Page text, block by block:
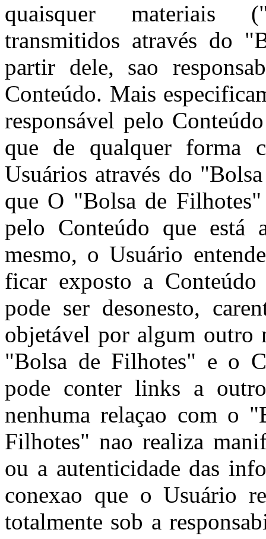
quaisquer materiais
transmitidos através do
partir dele, sao
Conteúdo. Mais
responsável pelo
que de qualquer forma
Usuários através do
que O "Bolsa de
pelo Conteúdo que está
mesmo, o Usuário
ficar exposto a
pode ser desonesto,
objetável por algum outro
"Bolsa de Filhotes" e o
pode conter links a
nenhuma relaçao com o
Filhotes" nao realiza
ou a autenticidade das
conexao que o Usuário
totalmente sob a